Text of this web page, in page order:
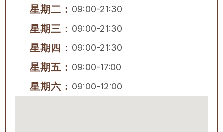
星期二： 09:00-21:30
星期三： 09:00-21:30
星期四： 09:00-21:30
星期五： 09:00-17:00
星期六： 09:00-12:00